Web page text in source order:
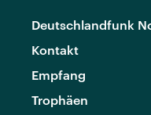
Deutschlandfunk
Kontakt
Empfang
Trophäen